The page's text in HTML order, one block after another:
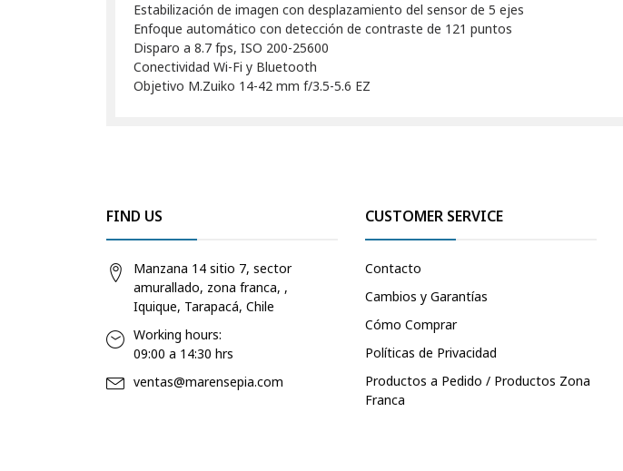
Estabilización de imagen con desplazamiento del sensor de 5 ejes
Enfoque automático con detección de contraste de 121 puntos
Disparo a 8.7 fps, ISO 200-25600
Conectividad Wi-Fi y Bluetooth
Objetivo M.Zuiko 14-42 mm f/3.5-5.6 EZ
FIND US
Manzana 14 sitio 7, sector
amurallado, zona franca, ,
Iquique, Tarapacá, Chile
Working hours:
09:00 a 14:30 hrs
ventas@marensepia.com
CUSTOMER SERVICE
Contacto
Cambios y Garantías
Cómo Comprar
Políticas de Privacidad
Productos a Pedido / Productos Zona
Franca